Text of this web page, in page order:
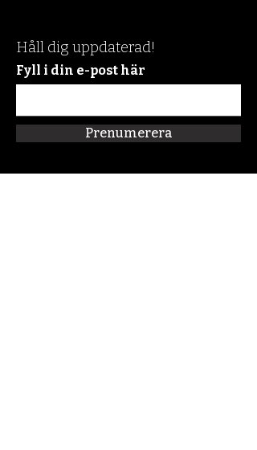
Håll dig uppdaterad!
Fyll i din e-post här
Prenumerera